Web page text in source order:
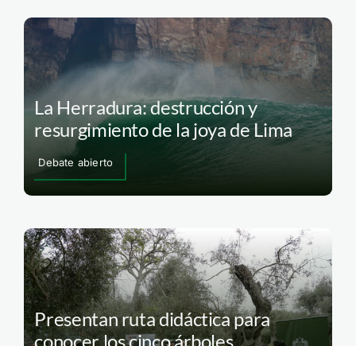
La Herradura: destrucción y
resurgimiento de la joya de Lima
Debate abierto
Presentan ruta didáctica para
conocer los cinco árboles